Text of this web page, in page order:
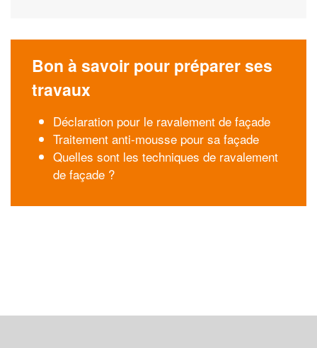
Bon à savoir pour préparer ses
travaux
Déclaration pour le ravalement de façade
Traitement anti-mousse pour sa façade
Quelles sont les techniques de ravalement
de façade ?